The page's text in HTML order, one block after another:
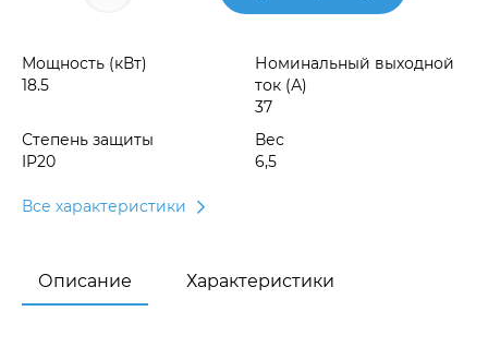
Мощность (кВт)
18.5
Номинальный выходной
ток (А)
37
Степень защиты
IP20
Вес
6,5
Все характеристики
Описание Характеристики